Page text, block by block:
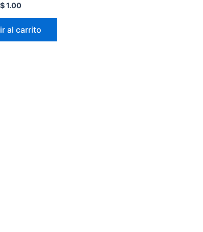
$1.00
al carrito